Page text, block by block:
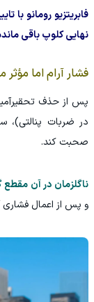
فابریتزیو رومانو با
نهایی کلوپ باقی
فشار آرام اما مؤثر
در ضربات پنالتی)،
صحبت کند.
ناگلزمان در آن مقطع
و پس از اعمال فشاری